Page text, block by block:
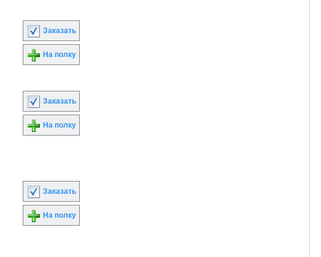
Заказать
На полку
Заказать
На полку
Заказать
На полку